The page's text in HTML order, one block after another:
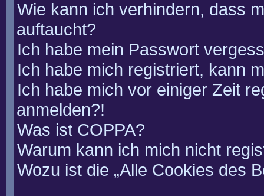
Wie kann ich verhindern, dass
auftaucht?
Ich habe mein Passwort
Ich habe mich registriert, kann
Ich habe mich vor einiger Zeit
anmelden?!
Was ist COPPA?
Warum kann ich mich nicht
Wozu ist die „Alle Cookies des